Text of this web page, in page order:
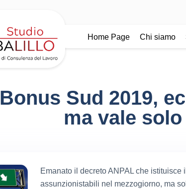
Home Page Chi siamo
Bonus Sud 2019,
ma vale
Emanato il decreto ANPAL che istituisce
assunzionistabili nel mezzogiorno, ma